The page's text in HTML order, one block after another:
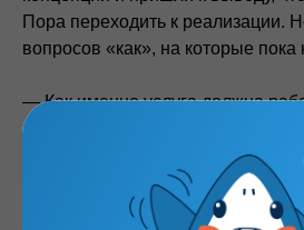
Пора переходить к реализации.
вопросов «как», на которые пока
— Как именно услуга должна
курьеры, оплата,
— Какие варианты скорости
— Сколько это должно стоить?
— Как сформулировать наше